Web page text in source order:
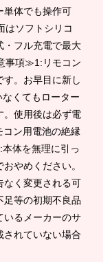
単体でも操作可
はソフトシリコ
・フル充電で最大
事項≫1:リモコン
。お早目に新し
くてもローター
。使用後は必ず電
ン用電池の絶縁
体を無理に引っ
やめください。
く変更される可
等の初期不良品
いるメーカーのサ
されていない場合